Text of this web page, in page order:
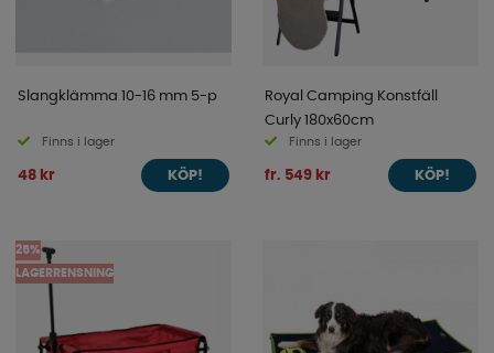
Slangklämma 10-16 mm 5-p
Finns i lager
48 kr KÖP!
Royal Camping Konstfäll
Curly 180x60cm
Finns i lager
fr. 549 kr KÖP!
25%
LAGERRENSNING